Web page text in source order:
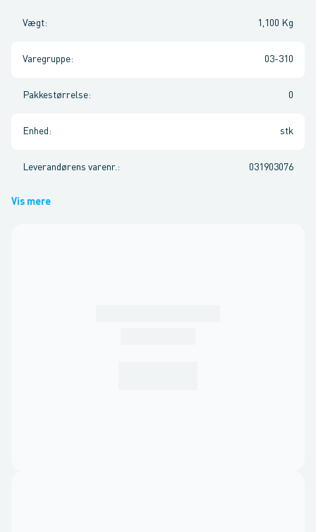
Vægt: 1,100 Kg
Varegruppe: 03-310
Pakkestørrelse: 0
Enhed : stk
Leverandørens varenr. : 031903076
Vis mere